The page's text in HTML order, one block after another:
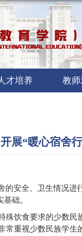
才培养 教
展“暖心宿舍
安全、卫生情况进
础。
饮食要求的少数
重视少数民族学